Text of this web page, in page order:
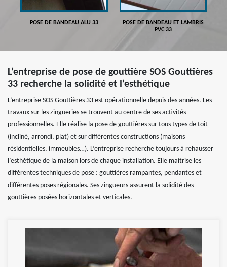
POSE DE BANDEAU ALU 33
POSE DE BANDEAU ET LAMBRIS
PVC 33
L’entreprise de pose de gouttière SOS Gouttières
33 recherche la solidité et l’esthétique
L’entreprise SOS Gouttières 33 est opérationnelle depuis des années. Les
travaux sur les zingueries se trouvent au centre de ses activités
professionnelles. Elle réalise la pose de gouttières sur tous types de toit
(incliné, arrondi, plat) et sur différentes constructions (maisons
résidentielles, immeubles…). L’entreprise recherche toujours à rehausser
l’esthétique de la maison lors de chaque installation. Elle maitrise les
différentes techniques de pose : gouttières rampantes, pendantes et
différentes poses régionales. Ses zingueurs assurent la solidité des
gouttières posées horizontales et verticales.